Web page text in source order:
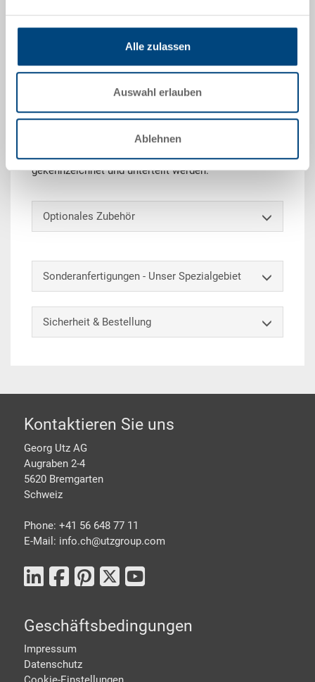
Alle zulassen
Auswahl erlauben
Ablehnen
Der Stapelbehälter RAKO ist dank seiner
Belastbarkeit bestens als Transport- oder Lagerbox
einsetzbar. Zudem lässt sich dieser Universal-
Eurobehälter beliebig mit und ohne Deckel stapeln
(Behältermasse abgestimmt auf Europaletten).
Zusätzlich kann der Behälter auf Anfrage
gekennzeichnet und unterteilt werden.
Optionales Zubehör
Sonderanfertigungen - Unser Spezialgebiet
Sicherheit & Bestellung
Footer
Kontaktieren Sie uns
Georg Utz AG
Augraben 2-4
5620 Bremgarten
Schweiz
Phone: +41 56 648 77 11
E-Mail: info.ch@utzgroup.com
Geschäftsbedingungen
Impressum
Datenschutz